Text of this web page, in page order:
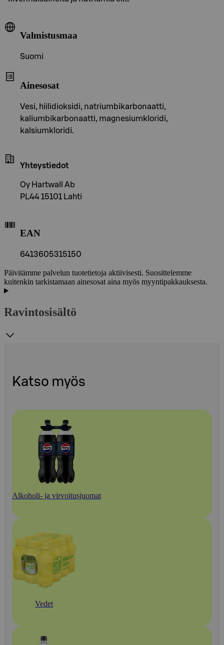
Valmistusmaa
Suomi
Ainesosat
Vesi, hiilidioksidi, natriumbikarbonaatti,
kaliumbikarbonaatti, magnesiumkloridi,
kalsiumkloridi.
Yhteystiedot
Oy Hartwall Ab
PL44 15101 Lahti
EAN
6413605315150
Päivitämme palvelun tuotetietoja aktiivisesti. Suosittelemme
kuitenkin tarkistamaan ainesosat aina myös myyntipakkauksesta.
Ravintosisältö
Katso myös
Alkoholi- ja virvoitusjuomat
Vedet